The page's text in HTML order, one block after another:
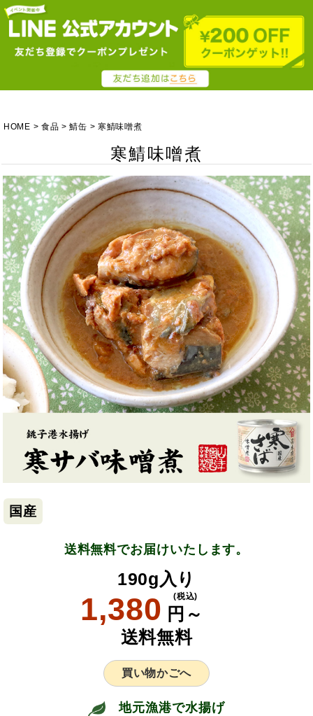
HOME 食品 鯖缶 寒鯖味噌煮
寒鯖味噌煮
国産
送料無料でお届けいたします。
190g入り
1,380 円～
(税込)
送料無料
買い物かごへ
地元漁港で水揚げ